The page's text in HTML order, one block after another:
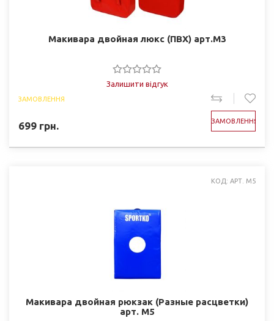
Макивара двойная люкс (ПВХ) арт.М3
Залишити відгук
ЗАМОВЛЕННЯ
699 грн. ЗАМОВЛЕННЯ
КОД: АРТ. М5
Макивара двойная рюкзак (Разные расцветки)
арт. М5